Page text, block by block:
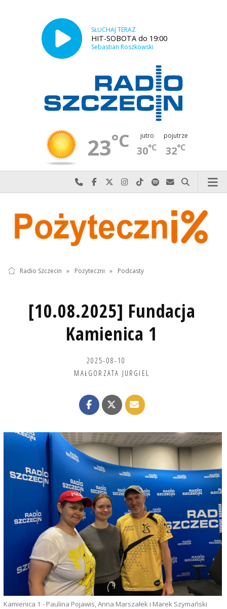
SŁUCHAJ TERAZ
HIT-SOBOTA do 19:00
Sebastian Roszkowski
23°C jutro
30°C
pojutrze
32°C
Najlepiej po prostu do nas zadzwoń
Odwiedź nas na Facebook-u
Odwiedź nas na X
Odwiedź nas na Instagram-ie
Odwiedź nas na TikTok-u
Szukaj nas na Spotify
Wyślij do nas
Szukaj
Radio Szczecin » Pożyteczni » Podcasty
[10.08.2025] Fundacja
Kamienica 1
2025-08-10
MAŁGORZATA JURGIEL
Kamienica 1 - Paulina Pojawis, Anna Marszałek i Marek Szymański